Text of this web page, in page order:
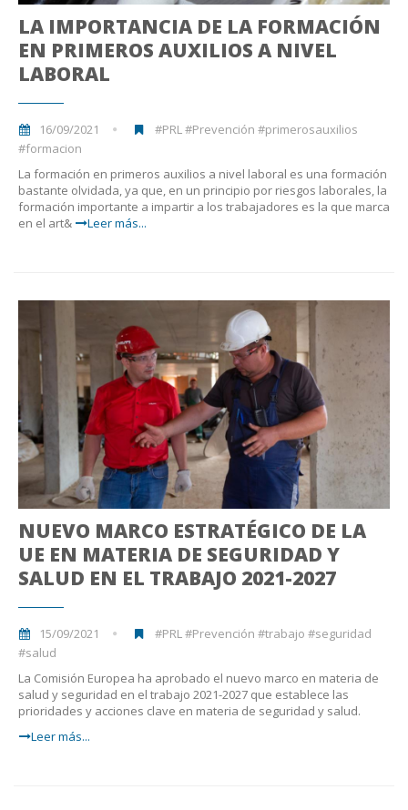
LA IMPORTANCIA DE LA FORMACIÓN
EN PRIMEROS AUXILIOS A NIVEL
LABORAL
16/09/2021
#PRL #Prevención #primerosauxilios
#formacion
La formación en primeros auxilios a nivel laboral es una formación
bastante olvidada, ya que, en un principio por riesgos laborales, la
formación importante a impartir a los trabajadores es la que marca
en el art&
Leer más...
NUEVO MARCO ESTRATÉGICO DE LA
UE EN MATERIA DE SEGURIDAD Y
SALUD EN EL TRABAJO 2021-2027
15/09/2021
#PRL #Prevención #trabajo #seguridad
#salud
La Comisión Europea ha aprobado el nuevo marco en materia de
salud y seguridad en el trabajo 2021-2027 que establece las
prioridades y acciones clave en materia de seguridad y salud.
Leer más...